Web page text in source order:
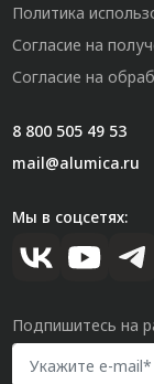
Политика
Согласие на
Согласие на
8 800 505 49 53
mail@alumica.ru
Мы в соцсетях:
Подпишитесь на